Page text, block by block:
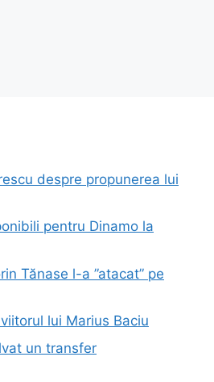
despre propunerea lui
pentru Dinamo la
Tănase l-a ”atacat” pe
lui Marius Baciu
un transfer